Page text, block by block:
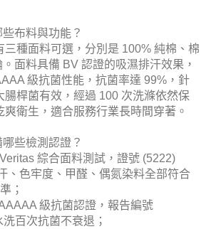
布料與功能？
三種面料可選，分別是 100% 純棉、棉
面料具備 BV 認證的吸濕排汗效果，
級抗菌性能，抗菌率達 99%，針
腸桿菌有效，經過 100 次洗滌依然保
衛生，適合服務行業長時間穿著。
些檢測認證？
綜合面料測試，證號 (5222)
、色牢度、甲醛、偶氮染料全部符合
；
級抗菌認證，報告編號
百次抗菌不衰退；